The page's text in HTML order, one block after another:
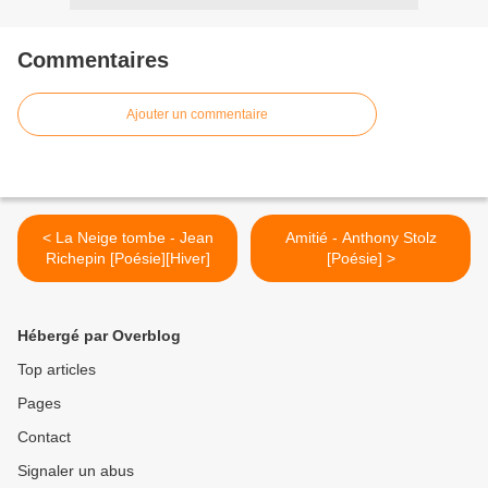
Commentaires
Ajouter un commentaire
< La Neige tombe - Jean
Richepin [Poésie][Hiver]
Amitié - Anthony Stolz
[Poésie] >
Hébergé par Overblog
Top articles
Pages
Contact
Signaler un abus